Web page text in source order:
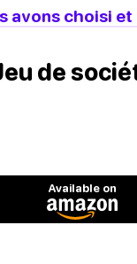
avons choisi et
de
Available on